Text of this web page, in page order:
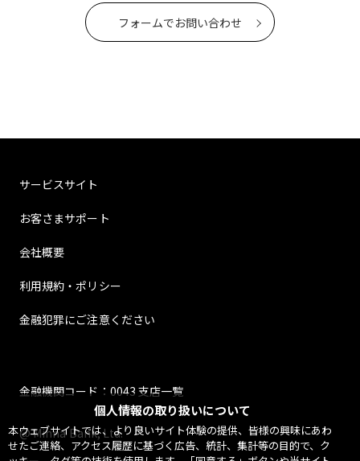
個人情報の取り扱いについて
本ウェブサイトでは、より良いサイト体験の提供、皆様の興味にあわ
せたご連絡、アクセス履歴に基づく広告、統計、集計等の目的で、ク
フォームでお問い合わせ
サービスサイト
お客さまサポート
会社概要
利用規約・ポリシー
金融犯罪にご注意ください
金融機関コード：0043 支店一覧
@ Minna Bank, Ltd.